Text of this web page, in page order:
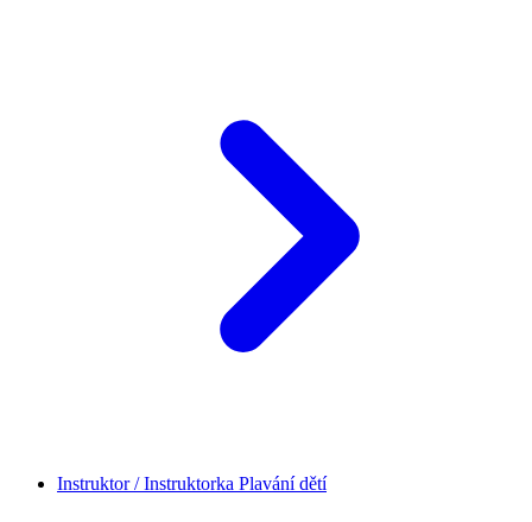
Instruktor / Instruktorka Plavání dětí